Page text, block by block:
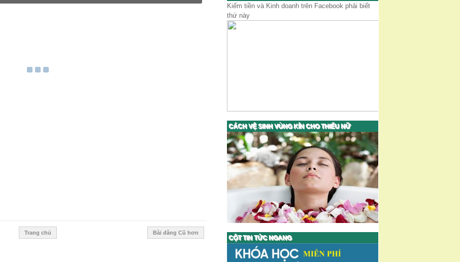
Bài đăng Cũ hơn
Trang chủ
Kiếm tiền và Kinh doanh trên Facebook phải biết
thứ này
CÁCH VỆ SINH VÙNG KÍN CHO THIẾU NỮ
CỘT TIN TỨC NGANG